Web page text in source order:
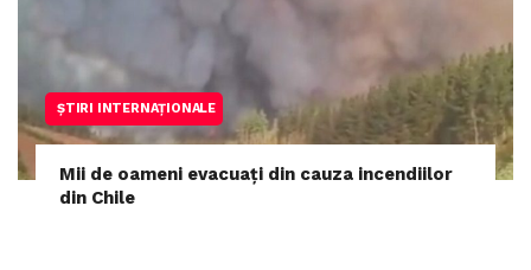
ȘTIRI INTERNAȚIONALE
Mii de oameni evacuați din cauza incendiilor
din Chile